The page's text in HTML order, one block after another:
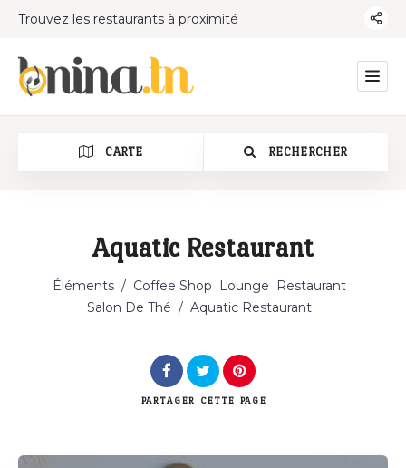
Trouvez les restaurants à proximité
CARTE RECHERCHER
Catégorie
Aquatic Restaurant
Éléments / Coffee Shop Lounge
Restaurant
Salon De Thé / Aquatic Restaurant
PARTAGER CETTE PAGE